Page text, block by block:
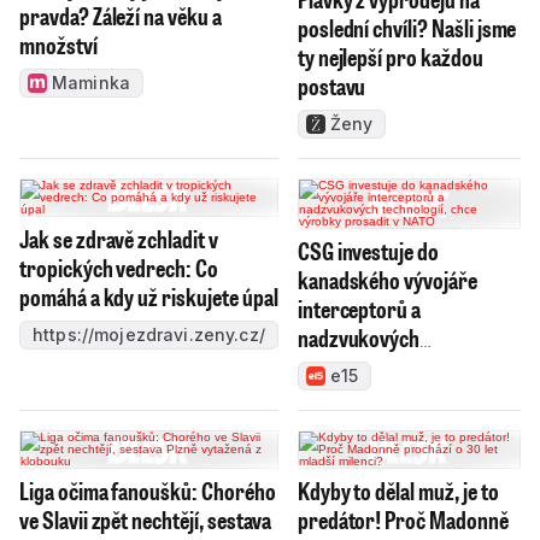
pravda? Záleží na věku a
množství
Maminka
poslední chvíli? Našli jsme
ty nejlepší pro každou
postavu
Ženy
Jak se zdravě zchladit v
tropických vedrech: Co
pomáhá a kdy už riskujete úpal
https://mojezdravi.zeny.cz/
CSG investuje do
kanadského vývojáře
interceptorů a
nadzvukových
technologií, chce výrobky
prosadit v NATO
e15
Liga očima fanoušků: Chorého
ve Slavii zpět nechtějí, sestava
Kdyby to dělal muž, je to
predátor! Proč Madonně